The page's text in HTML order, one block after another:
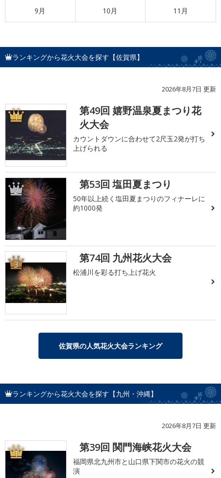
9月 10月 11月
ランキングから花火大会を探す【佐賀県】
2026年8月7日 更新
1
第49回 嬉野温泉夏まつり花
火大会
カウントダウンに合わせて2尺玉2発が打ち
上げられる
2 第53回 塩田夏まつり
50年以上続く塩田夏まつりのフィナーレに
約1000発
3 第74回 九州花火大会
松浦川を彩る打ち上げ花火
佐賀県の人気花火大会ランキング
ランキングから花火大会を探す【九州・沖縄】
2026年8月7日 更新
1 第39回 関門海峡花火大会
福岡県北九州市と山口県下関市の花火の競
演